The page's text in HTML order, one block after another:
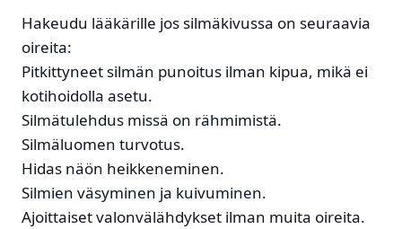
Hakeudu lääkärille jos silmäkivussa on seuraavia
oireita:
Pitkittyneet silmän punoitus ilman kipua, mikä ei
kotihoidolla asetu.
Silmätulehdus missä on rähmimistä.
Silmäluomen turvotus.
Hidas näön heikkeneminen.
Silmien väsyminen ja kuivuminen.
Ajoittaiset valonvälähdykset ilman muita oireita.